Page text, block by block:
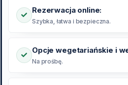
Rezerwacja online:
Szybka, łatwa i bezpieczna.
Opcje wegetariańskie i
Na prośbę.